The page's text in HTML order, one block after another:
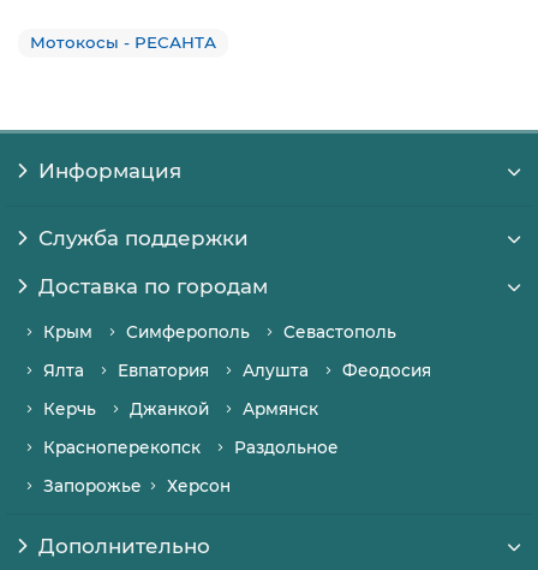
Мотокосы - РЕСАНТА
Информация
Служба поддержки
Доставка по городам
Крым Симферополь
Севастополь
Ялта
Евпатория Алушта
Феодосия
Керчь
Джанкой
Армянск
Красноперекопск
Раздольное
Запорожье
Херсон
Дополнительно